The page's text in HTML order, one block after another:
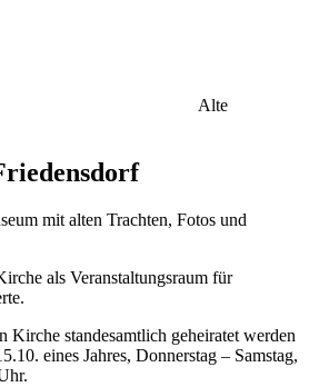
Alte
mit alten Trachten, Fotos und
als Veranstaltungsraum für
Kirche standesamtlich geheiratet werden
eines Jahres, Donnerstag – Samstag,